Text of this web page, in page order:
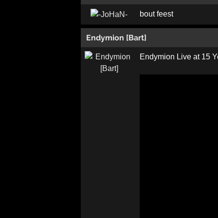
bout feest
Endymion [Bart]
Endymion Live at 15